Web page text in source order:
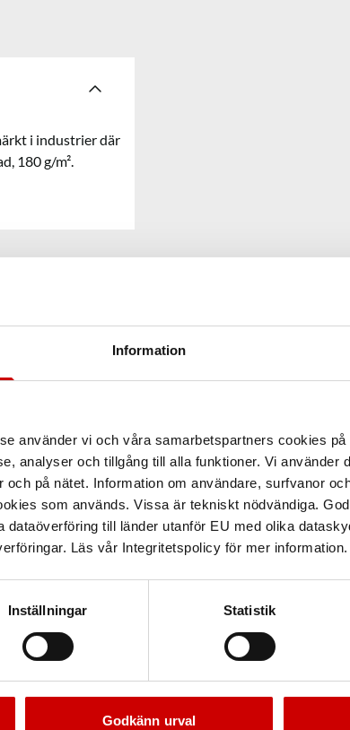
Information
använder vi och våra samarbetspartners cookies
analyser och tillgång till alla funktioner. Vi använder
på nätet. Information om användare, surfvanor
som används. Vissa är tekniskt nödvändiga.
dataöverföring till länder utanför EU med olika
Läs vår Integritetspolicy för mer information.
Inställningar Statistik
Godkänn urval
i industrier där
180 g/m².